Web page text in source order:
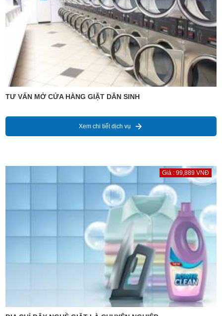
TƯ VẤN MỞ CỬA HÀNG GIẶT DÂN SINH
Xem chi tiết dịch vụ
Giá : 99,889 VNĐ